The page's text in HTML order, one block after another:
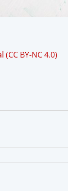
BY-NC 4.0)